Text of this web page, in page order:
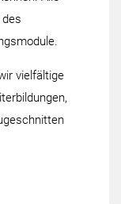
vielfältige